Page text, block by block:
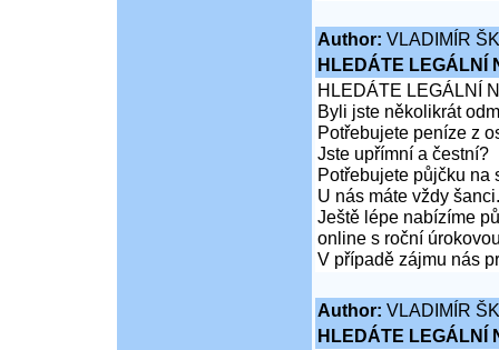
Author: VLADIMÍR
HLEDÁTE LEGÁLNÍ
HLEDÁTE LEGÁLNÍ
Byli jste několikrát
Potřebujete peníze z
Jste upřímní a čestní?
Potřebujete půjčku na
U nás máte vždy šanci.
Ještě lépe nabízíme
online s roční
V případě zájmu nás
Author: VLADIMÍR
HLEDÁTE LEGÁLNÍ